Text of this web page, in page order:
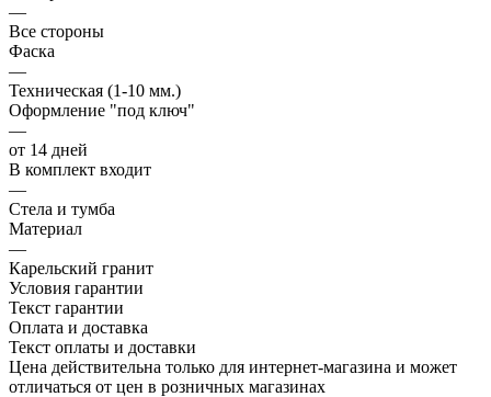
—
Все стороны
Фаска
—
Техническая (1-10 мм.)
Оформление "под ключ"
—
от 14 дней
В комплект входит
—
Стела и тумба
Материал
—
Карельский гранит
Условия гарантии
Текст гарантии
Оплата и доставка
Текст оплаты и доставки
Цена действительна только для интернет-магазина и может
отличаться от цен в розничных магазинах